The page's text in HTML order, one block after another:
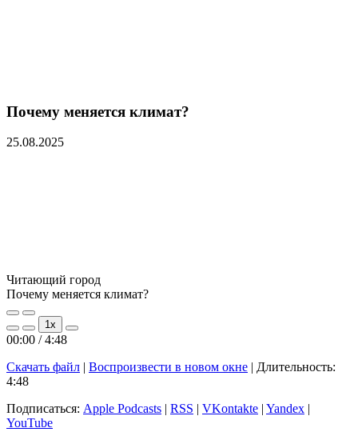
Почему меняется климат?
25.08.2025
Читающий город
Почему меняется климат?
Play
Episode
Pause
Episode
1x
00:00 / 4:48
Скачать файл | Воспроизвести в новом окне | Длительность:
4:48
Подписаться: Apple Podcasts | RSS | VKontakte | Yandex |
YouTube